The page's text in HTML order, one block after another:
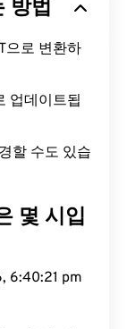
방법
으로 변환하
업데이트됩
할 수도 있습
몇 시입
6:40:22 pm